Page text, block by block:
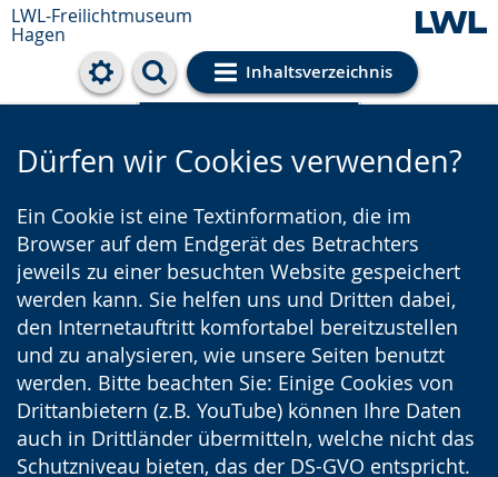
LWL-Freilichtmuseum
Hagen
Inhaltsverzeichnis
Cookie-Einstellungen
Dürfen wir Cookies verwenden?
Ein Cookie ist eine Textinformation, die im
Browser auf dem Endgerät des Betrachters
jeweils zu einer besuchten Website gespeichert
werden kann. Sie helfen uns und Dritten dabei,
den Internetauftritt komfortabel bereitzustellen
und zu analysieren, wie unsere Seiten benutzt
werden. Bitte beachten Sie: Einige Cookies von
Drittanbietern (z.B. YouTube) können Ihre Daten
auch in Drittländer übermitteln, welche nicht das
Schutzniveau bieten, das der DS-GVO entspricht.